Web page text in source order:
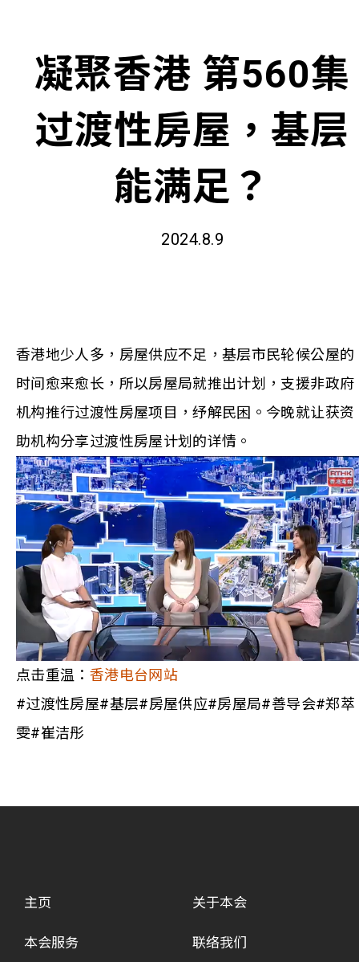
相关报导
联络我们
凝聚香港 第560集
过渡性房屋，基层
能满足？
2024.8.9
香港地少人多，房屋供应不足，基层市民轮候公屋的
时间愈来愈长，所以房屋局就推出计划，支援非政府
机构推行过渡性房屋项目，纾解民困。今晚就让获资
助机构分享过渡性房屋计划的详情。
点击重温： 香港电台网站
#过渡性房屋#基层#房屋供应#房屋局#善导会#郑萃
雯#崔洁彤
主页
本会服务
关于本会
联络我们